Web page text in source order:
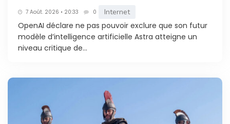
7 Août. 2026 • 20:33 0 Internet
OpenAI déclare ne pas pouvoir exclure que son futur
modèle d’intelligence artificielle Astra atteigne un
niveau critique de...